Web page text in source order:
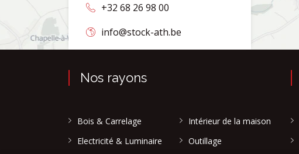
+32 68 26 98 00
info@stock-ath.be
Nos rayons
Bois & Carrelage
Electricité & Luminaire
Intérieur de la maison
Outillage